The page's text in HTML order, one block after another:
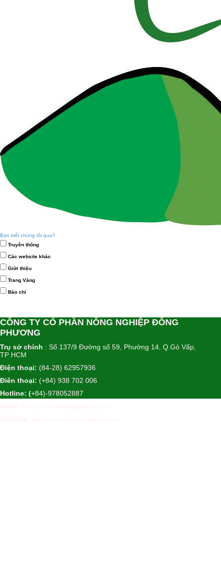
Bạn biết chúng tôi qua?
Truyền thông
Các website khác
Giới thiệu
Trang Vàng
Báo chí
CÔNG TY CỔ PHẦN NÔNG NGHIỆP ĐÔNG
PHƯƠNG
Trụ sở chính : Số 137/9 Đường số 59, Phường 14, Q.Gò Vấp,
TP HCM
Điện thoại: (84-28) 62957936
Điên thoại: (+84) 938 702 006
Hotline: (+84)-978052887